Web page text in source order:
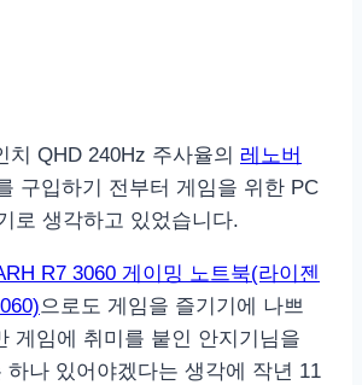
치 QHD 240Hz 주사율의 레노버
구입하기 전부터 게임을 위한 PC
로 생각하고 있었습니다.
R7 3060 게이밍 노트북(라이젠
으로도 게임을 즐기기에 나쁘
게임에 취미를 붙인 안지기님을
하나 있어야겠다는 생각에 작년 11